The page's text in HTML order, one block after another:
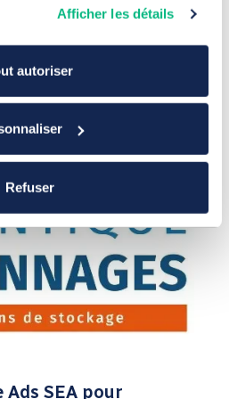
Afficher les détails
autoriser
Refuser
B2B
Ads SEA pour